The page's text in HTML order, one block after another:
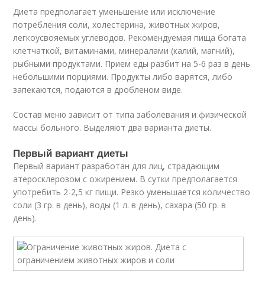
Диета предполагает уменьшение или исключение
потребления соли, холестерина, животных жиров,
легкоусвояемых углеводов. Рекомендуемая пища богата
клетчаткой, витаминами, минералами (калий, магний),
рыбными продуктами. Прием еды разбит на 5-6 раз в день
небольшими порциями. Продукты либо варятся, либо
запекаются, подаются в дробленом виде.
Состав меню зависит от типа заболевания и физической
массы больного. Выделяют два варианта диеты.
Первый вариант диеты
Первый вариант разработан для лиц, страдающим
атеросклерозом с ожирением. В сутки предполагается
употребить 2-2,5 кг пищи. Резко уменьшается количество
соли (3 гр. в день), воды (1 л. в день), сахара (50 гр. в
день).